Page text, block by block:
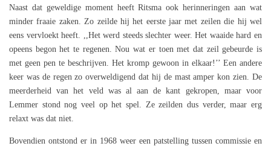
Naast dat geweldige moment heeft Ritsma ook herinneringen aan wat
minder fraaie zaken. Zo zeilde hij het eerste jaar met zeilen die hij wel
eens vervloekt heeft. ,,Het werd steeds slechter weer. Het waaide hard en
opeens begon het te regenen. Nou wat er toen met dat zeil gebeurde is
met geen pen te beschrijven. Het kromp gewoon in elkaar!’’ Een andere
keer was de regen zo overweldigend dat hij de mast amper kon zien. De
meerderheid van het veld was al aan de kant gekropen, maar voor
Lemmer stond nog veel op het spel. Ze zeilden dus verder, maar erg
relaxt was dat niet.
Bovendien ontstond er in 1968 weer een patstelling tussen commissie en